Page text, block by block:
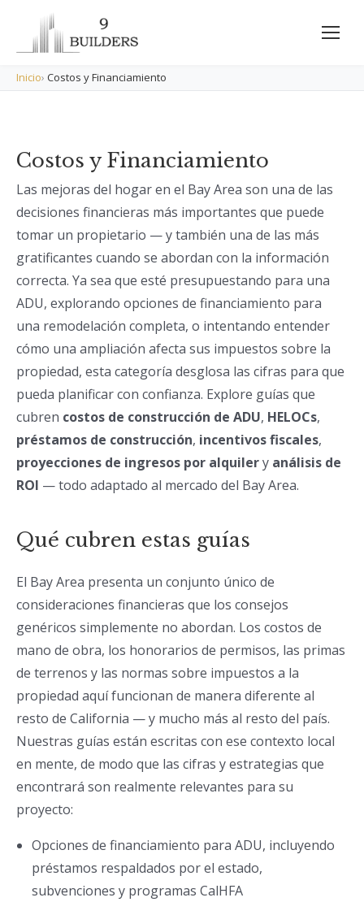
Inicio› Costos y Financiamiento
Costos y Financiamiento
Las mejoras del hogar en el Bay Area son una de las
decisiones financieras más importantes que puede
tomar un propietario — y también una de las más
gratificantes cuando se abordan con la información
correcta. Ya sea que esté presupuestando para una
ADU, explorando opciones de financiamiento para
una remodelación completa, o intentando entender
cómo una ampliación afecta sus impuestos sobre la
propiedad, esta categoría desglosa las cifras para que
pueda planificar con confianza. Explore guías que
cubren costos de construcción de ADU, HELOCs,
préstamos de construcción, incentivos fiscales,
proyecciones de ingresos por alquilery análisis de
ROI — todo adaptado al mercado del Bay Area.
Qué cubren estas guías
El Bay Area presenta un conjunto único de
consideraciones financieras que los consejos
genéricos simplemente no abordan. Los costos de
mano de obra, los honorarios de permisos, las primas
de terrenos y las normas sobre impuestos a la
propiedad aquí funcionan de manera diferente al
resto de California — y mucho más al resto del país.
Nuestras guías están escritas con ese contexto local
en mente, de modo que las cifras y estrategias que
encontrará son realmente relevantes para su
proyecto:
Opciones de financiamiento para ADU, incluyendo
préstamos respaldados por el estado,
subvenciones y programas CalHFA